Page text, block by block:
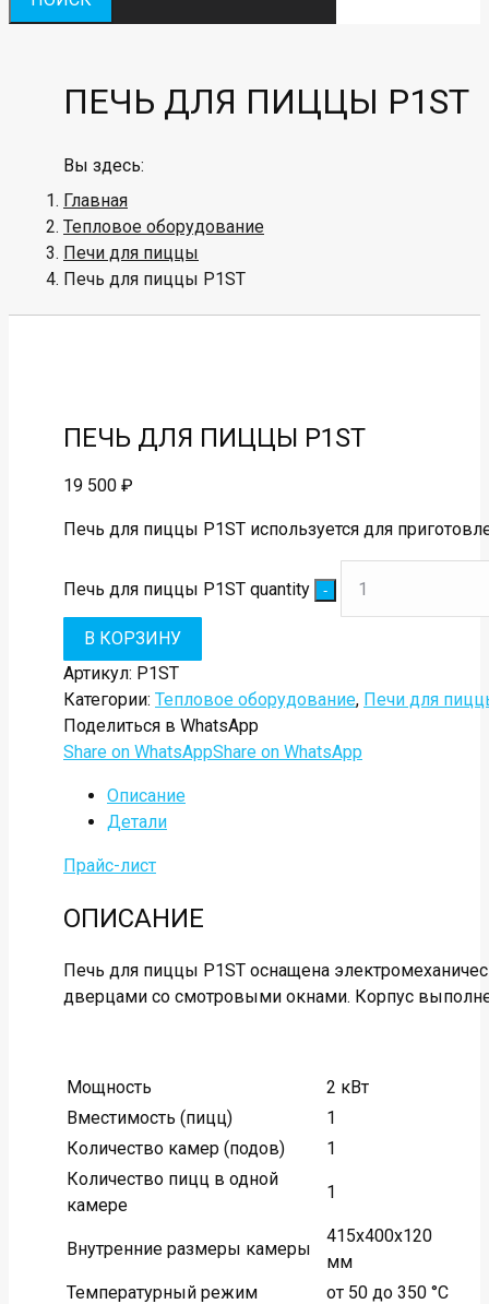
ПЕЧЬ ДЛЯ ПИЦЦЫ P1ST
Вы здесь:
Главная
Тепловое оборудование
Печи для пиццы
Печь для пиццы P1ST
ПЕЧЬ ДЛЯ ПИЦЦЫ P1ST
19 500 ₽
Печь для пиццы P1ST используется для
Печь для пиццы P1ST quantity
В КОРЗИНУ
Артикул: P1ST
Категории: Тепловое оборудование, Печи для
Поделиться в WhatsApp
Share on WhatsAppShare on WhatsApp
Описание
Детали
Прайс-лист
ОПИСАНИЕ
Печь для пиццы P1ST оснащена
дверцами со смотровыми окнами. Корпус
Мощность
2 кВт
Вместимость (пицц)
1
Количество камер (подов)
1
Количество пицц в одной
камере
1
Внутренние размеры камеры
415х400х120
мм
Температурный режим
от 50 до 350 °С